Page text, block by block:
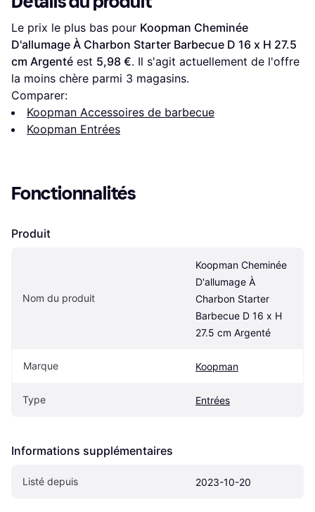
Le prix le plus bas pour Koopman Cheminée
D'allumage À Charbon Starter Barbecue D 16 x H 27.5
cm Argenté est 5,98 €. Il s'agit actuellement de l'offre
la moins chère parmi 3 magasins.
Comparer:
Koopman Accessoires de barbecue
Koopman Entrées
Fonctionnalités
Produit
Nom du produit
Koopman Cheminée
D'allumage À
Charbon Starter
Barbecue D 16 x H
27.5 cm Argenté
Marque Koopman
Type Entrées
Informations supplémentaires
Listé depuis 2023-10-20